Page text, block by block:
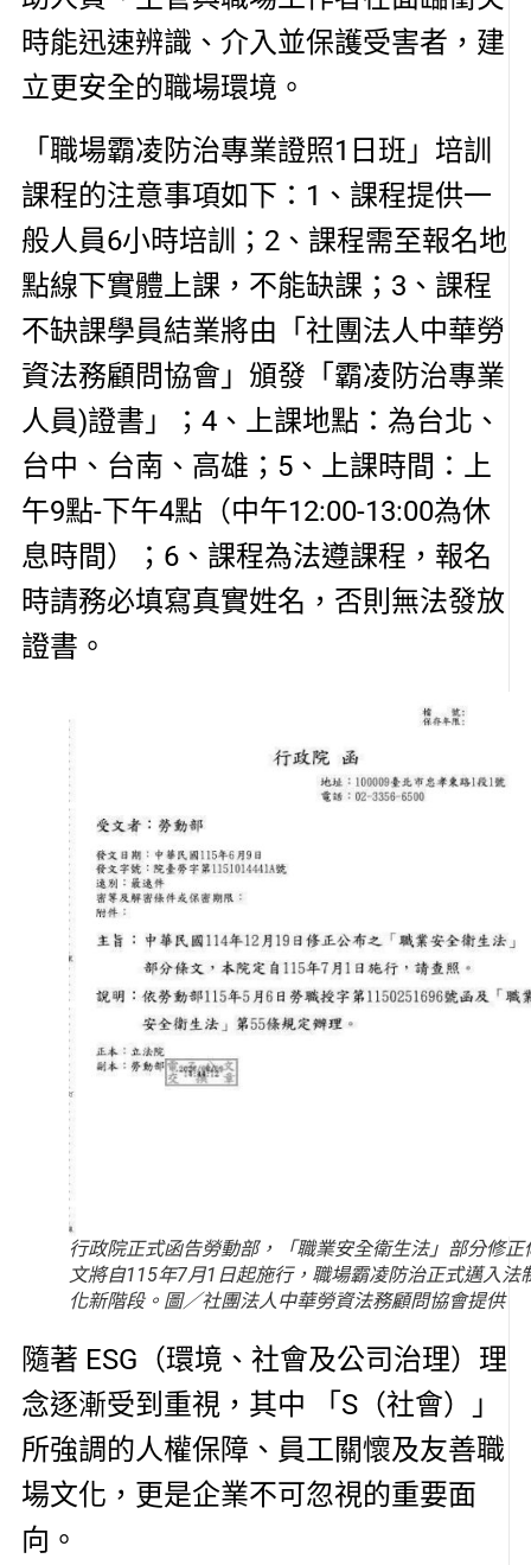
時能迅速辨識、介入並保護受害者，建
立更安全的職場環境。
「職場霸凌防治專業證照1日班」培訓
課程的注意事項如下：1、課程提供一
般人員6小時培訓；2、課程需至報名地
點線下實體上課，不能缺課；3、課程
不缺課學員結業將由「社團法人中華勞
資法務顧問協會」頒發「霸凌防治專業
人員)證書」；4、上課地點：為台北、
台中、台南、高雄；5、上課時間：上
午9點-下午4點（中午12:00-13:00為休
息時間）；6、課程為法遵課程，報名
時請務必填寫真實姓名，否則無法發放
證書。
行政院正式函告勞動部，「職業安全衛生法」部分修正
文將自115年7月1日起施行，職場霸凌防治正式邁入法
化新階段。圖／社團法人中華勞資法務顧問協會提供
隨著 ESG（環境、社會及公司治理）理
念逐漸受到重視，其中 「S（社會）」
所強調的人權保障、員工關懷及友善職
場文化，更是企業不可忽視的重要面
向。